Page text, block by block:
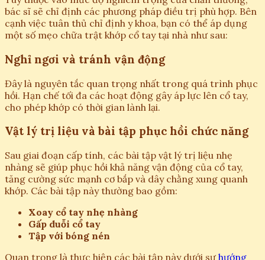
bác sĩ sẽ chỉ định các phương pháp điều trị phù hợp. Bên
cạnh việc tuân thủ chỉ định y khoa, bạn có thể áp dụng
một số mẹo chữa trật khớp cổ tay tại nhà như sau:
Nghỉ ngơi và tránh vận động
Đây là nguyên tắc quan trọng nhất trong quá trình phục
hồi. Hạn chế tối đa các hoạt động gây áp lực lên cổ tay,
cho phép khớp có thời gian lành lại.
Vật lý trị liệu và bài tập phục hồi chức năng
Sau giai đoạn cấp tính, các bài tập vật lý trị liệu nhẹ
nhàng sẽ giúp phục hồi khả năng vận động của cổ tay,
tăng cường sức mạnh cơ bắp và dây chằng xung quanh
khớp. Các bài tập này thường bao gồm:
Xoay cổ tay nhẹ nhàng
Gấp duỗi cổ tay
Tập với bóng nén
Quan trọng là thực hiện các bài tập này dưới sự hướng